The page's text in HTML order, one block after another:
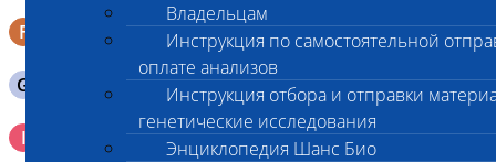
Владельцам
Инструкция по самостоятельной
оплате анализов
Инструкция отбора и отправки
генетические исследования
Энциклопедия Шанс Био
F Кал в контейнере с ложечкой
G Содержимое желудка 10-30 мл
I
Кровь 2-3 мл. на фильтр-бумаге, высушенная для
генетических исследований